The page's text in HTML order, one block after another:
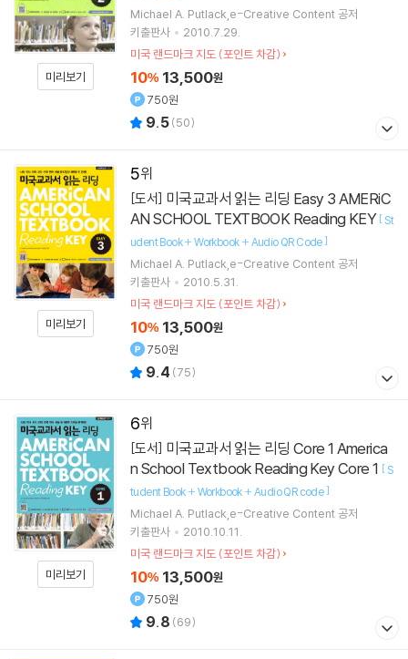
미리보기
Michael A. Putlack,e-Creative Content 공저
키출판사
2010.7.29.
미국 랜드마크 지도 (포인트 차감)
10% 13,500원
750원
9.5(50)
5
미리보기
[도서]
AN SCHOOL TEXTBOOK Reading KEY [ St
udent Book + Workbook + Audio QR Code]
Michael A. Putlack,e-Creative Content 공저
키출판사
2010.5.31.
미국 랜드마크 지도 (포인트 차감)
10% 13,500원
750원
9.4 (75)
6
미리보기
[도서]
n School Textbook Reading Key Core 1 [ S
tudent Book + Workbook + Audio QR code]
Michael A. Putlack,e-Creative Content 공저
키출판사
2010.10.11.
미국 랜드마크 지도 (포인트 차감)
10% 13,500원
750원
9.8 (69)